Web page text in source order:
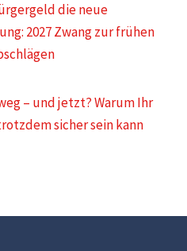
die neue
2027 Zwang zur frühen
– und jetzt? Warum Ihr
sicher sein kann